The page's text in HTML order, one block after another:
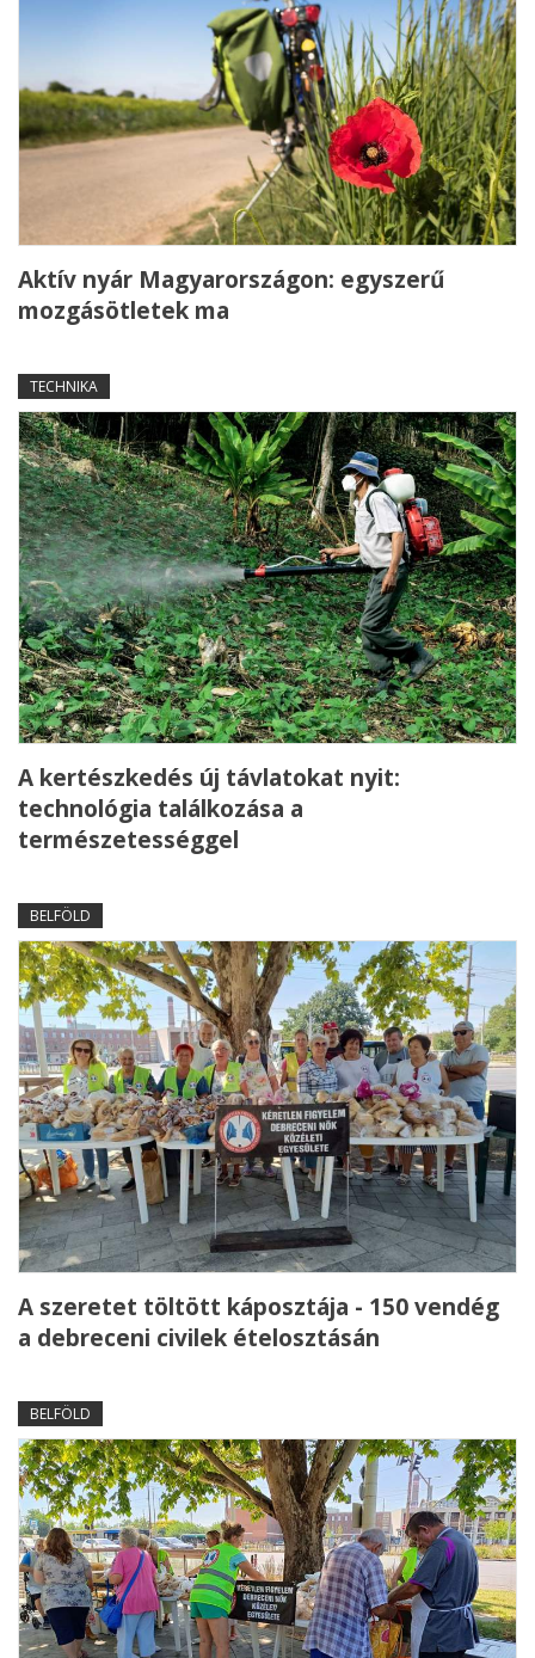
Aktív nyár Magyarországon: egyszerű
mozgásötletek ma
TECHNIKA
A kertészkedés új távlatokat nyit:
technológia találkozása a
természetességgel
BELFÖLD
A szeretet töltött káposztája - 150 vendég
a debreceni civilek ételosztásán
BELFÖLD